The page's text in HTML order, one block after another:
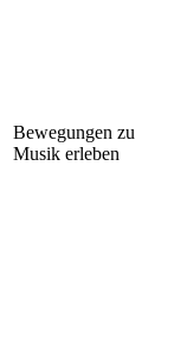
Bewegungen zu
Musik erleben